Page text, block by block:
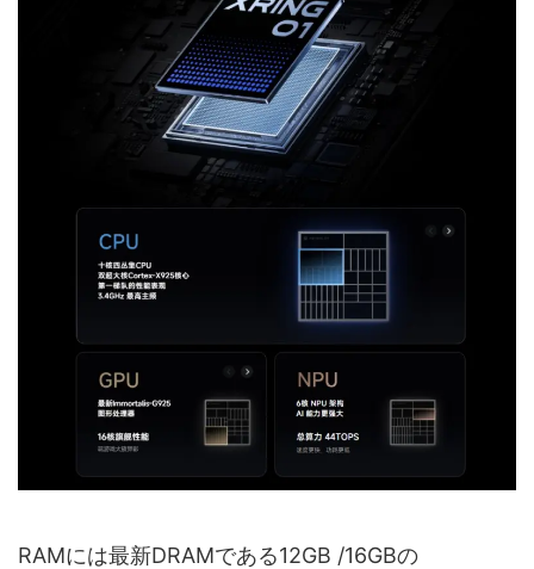
RAMには最新DRAMである12GB /16GBの